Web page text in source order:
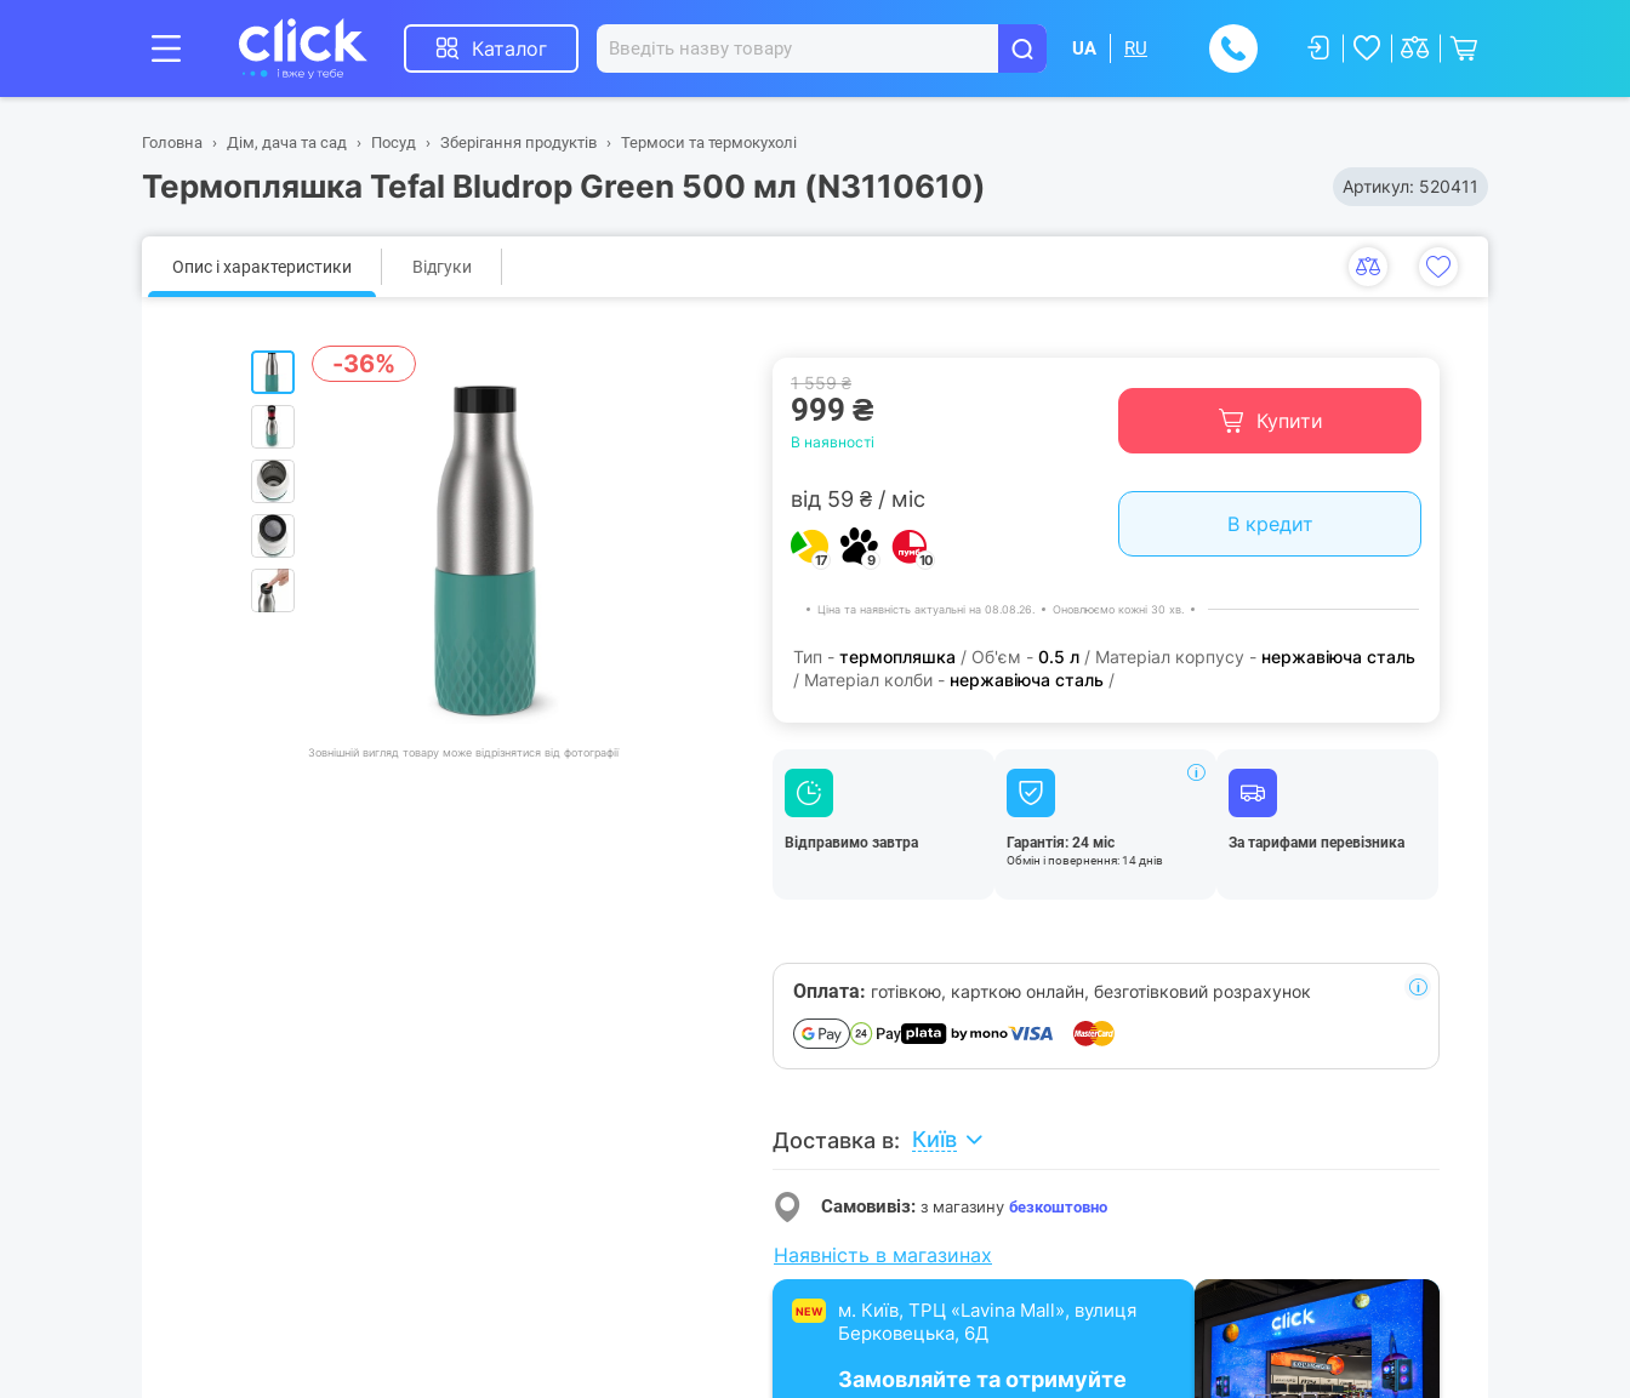
Каталог UA RU
Головна Дім, дача та сад Посуд Зберігання продуктів Термоси та термокухолі
Термопляшка Tefal Bludrop Green 500 мл (N3110610) Артикул: 520411
Опис і характеристики Відгуки
-36%
Зовнішній вигляд товару може відрізнятися від фотографії
1 559 ₴
999 ₴
В наявності
Купити
від 59 ₴ / міс
17 9 10
В кредит
Ціна та наявність актуальні на 08.08.26. Оновлюємо кожні 30 хв.
Тип - термопляшка / Об'єм - 0.5 л / Матеріал корпусу - нержавіюча сталь
/ Матеріал колби - нержавіюча сталь /
Відправимо завтра Гарантія: 24 міс
Обмін і повернення: 14 днів
За тарифами перевізника
Оплата: готівкою, карткою онлайн, безготівковий розрахунок
Доставка в: Київ
Самовивіз: з магазину безкоштовно
Наявність в магазинах
NEW
м. Київ, ТРЦ «Lavina Mall», вулиця
Берковецька, 6Д
Замовляйте та отримуйте